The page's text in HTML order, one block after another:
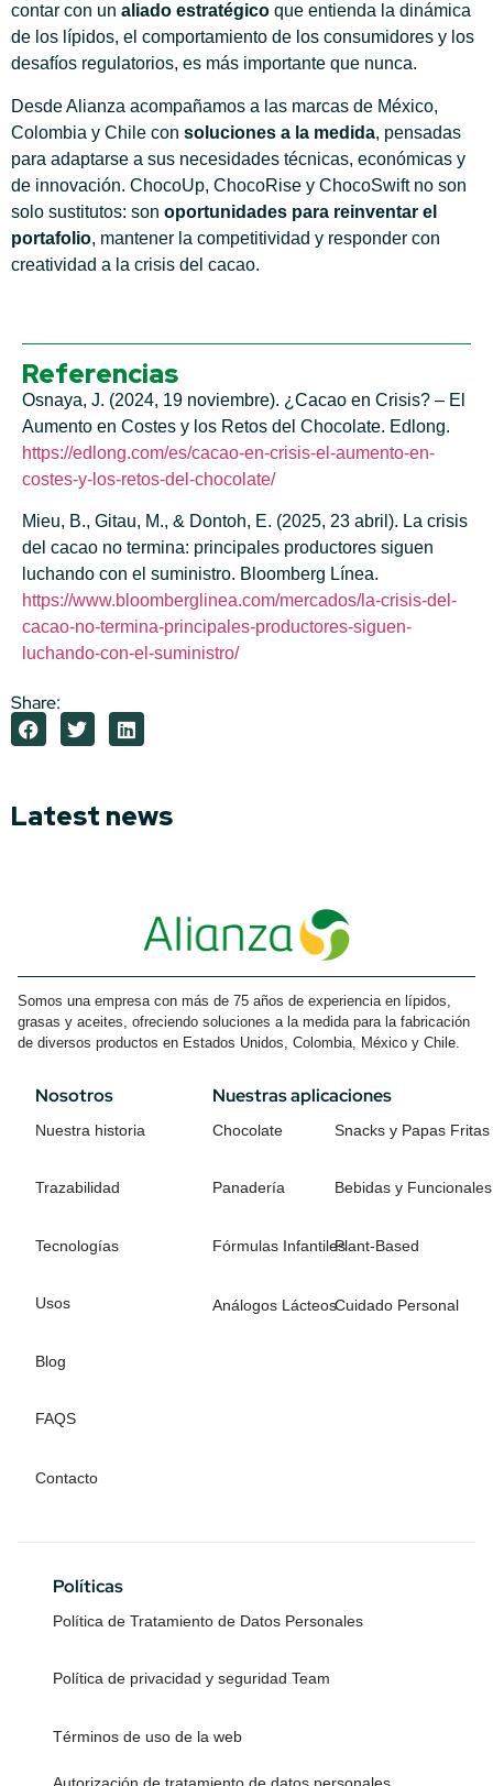
contar con un aliado estratégico que entienda la dinámica
de los lípidos, el comportamiento de los consumidores y los
desafíos regulatorios, es más importante que nunca.
Desde Alianza acompañamos a las marcas de México,
Colombia y Chile con soluciones a la medida, pensadas
para adaptarse a sus necesidades técnicas, económicas y
de innovación. ChocoUp, ChocoRise y ChocoSwift no son
solo sustitutos: son oportunidades para reinventar el
portafolio, mantener la competitividad y responder con
creatividad a la crisis del cacao.
Referencias
Osnaya, J. (2024, 19 noviembre). ¿Cacao en Crisis? – El
Aumento en Costes y los Retos del Chocolate. Edlong.
https://edlong.com/es/cacao-en-crisis-el-aumento-en-
costes-y-los-retos-del-chocolate/
Mieu, B., Gitau, M., & Dontoh, E. (2025, 23 abril). La crisis
del cacao no termina: principales productores siguen
luchando con el suministro. Bloomberg Línea.
https://www.bloomberglinea.com/mercados/la-crisis-del-
cacao-no-termina-principales-productores-siguen-
luchando-con-el-suministro/
Share:
Latest news
Somos una empresa con más de 75 años de experiencia en lípidos,
grasas y aceites, ofreciendo soluciones a la medida para la fabricación
de diversos productos en Estados Unidos, Colombia, México y Chile.
Nosotros
Nuestra historia
Trazabilidad
Tecnologías
Usos
Blog
FAQS
Contacto
Nuestras aplicaciones
Chocolate
Panadería
Fórmulas Infantiles
Análogos Lácteos
Snacks y Papas Fritas
Bebidas y Funcionales
Plant-Based
Cuidado Personal
Políticas
Política de Tratamiento de Datos Personales
Política de privacidad y seguridad Team
Términos de uso de la web